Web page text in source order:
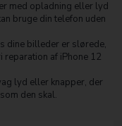
med opladning eller lyd
bruge din telefon uden
dine billeder er slørede,
reparation af iPhone 12
lyd eller knapper, der
den skal.